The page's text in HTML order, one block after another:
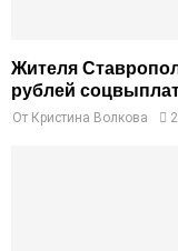
Жителя
рублей
От Кристина Волкова